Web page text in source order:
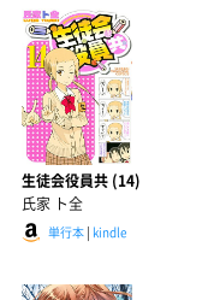
生徒会役員共 (14)
氏家 ト全
単行本 | kindle